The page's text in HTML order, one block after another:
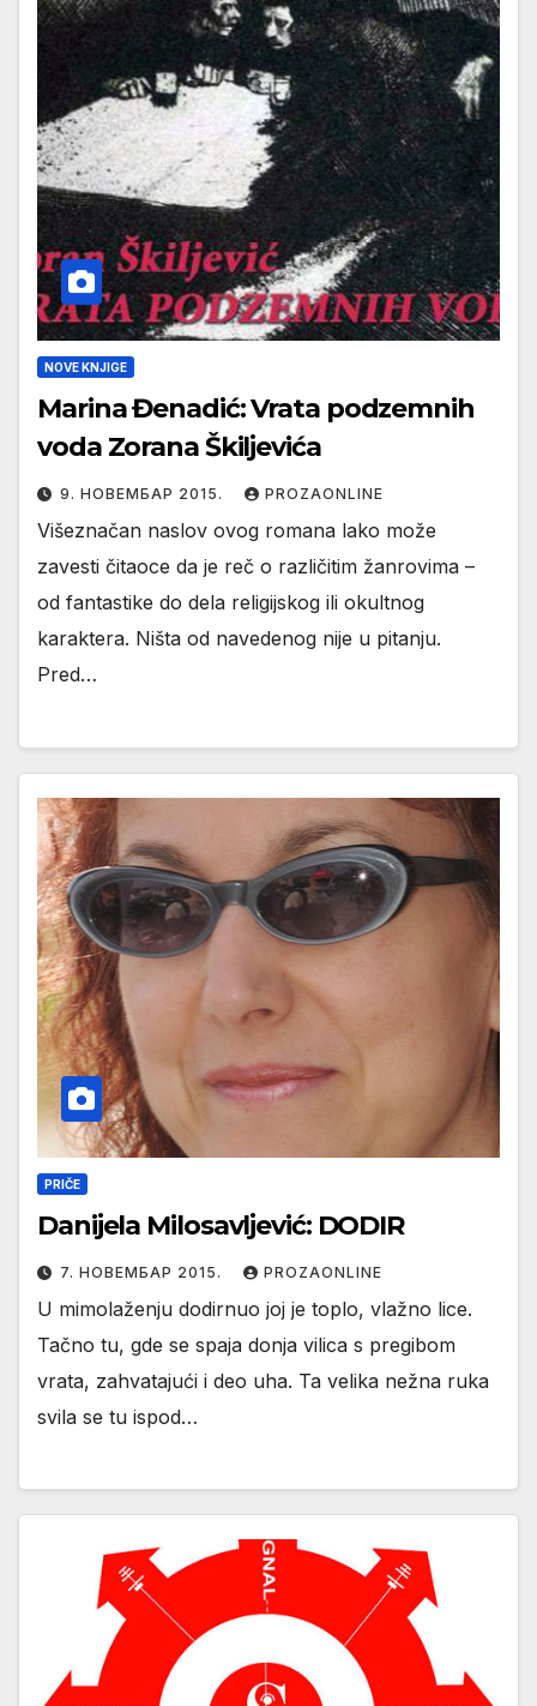
NOVE KNJIGE
Marina Đenadić: Vrata podzemnih
voda Zorana Škiljevića
9. НОВЕМБАР 2015. PROZAONLINE
Višeznačan naslov ovog romana lako može
zavesti čitaoce da je reč o različitim žanrovima –
od fantastike do dela religijskog ili okultnog
karaktera. Ništa od navedenog nije u pitanju.
Pred…
PRIČE
Danijela Milosavljević: DODIR
7. НОВЕМБАР 2015. PROZAONLINE
U mimolaženju dodirnuo joj je toplo, vlažno lice.
Tačno tu, gde se spaja donja vilica s pregibom
vrata, zahvatajući i deo uha. Ta velika nežna ruka
svila se tu ispod…